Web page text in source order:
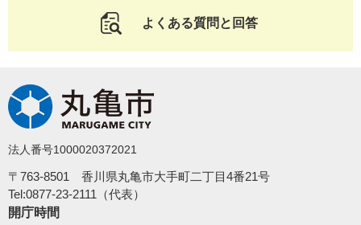
よくある質問と回答
法人番号1000020372021
〒763-8501 香川県丸亀市大手町二丁目4番21号
Tel:0877-23-2111（代表）
開庁時間